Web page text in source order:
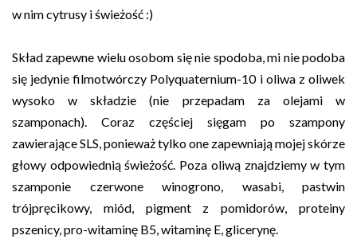
w nim cytrusy i świeżość :)
Skład zapewne wielu osobom się nie spodoba, mi nie podoba
się jedynie filmotwórczy Polyquaternium-10 i oliwa z oliwek
wysoko w składzie (nie przepadam za olejami w
szamponach). Coraz częściej sięgam po szampony
zawierające SLS, ponieważ tylko one zapewniają mojej skórze
głowy odpowiednią świeżość. Poza oliwą znajdziemy w tym
szamponie czerwone winogrono, wasabi, pastwin
trójpręcikowy, miód, pigment z pomidorów, proteiny
pszenicy, pro-witaminę B5, witaminę E, glicerynę.